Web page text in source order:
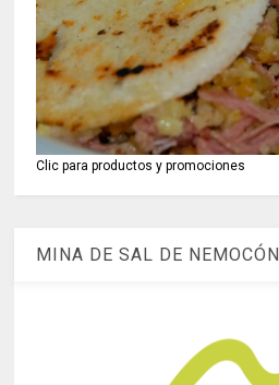
Clic para productos y promociones
MINA DE SAL DE NEMOCÓN